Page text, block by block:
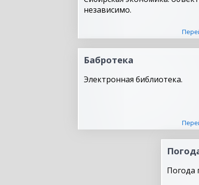
независимо.
Бабротека
Электронная библиотека.
Погода